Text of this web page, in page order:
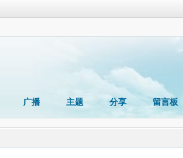
广播 主题 分享 留言板